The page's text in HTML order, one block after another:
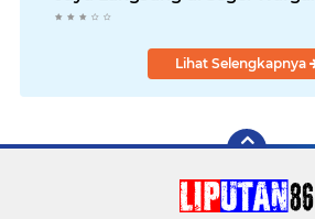
Setempat
Lihat Selengkapnya